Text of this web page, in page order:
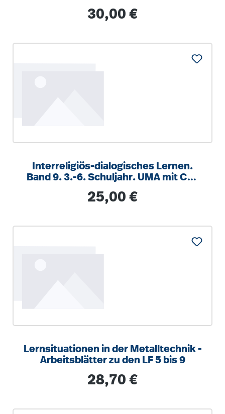
Regulärer Preis:
30,00 €
Interreligiös-dialogisches Lernen.
Band 9. 3.-6. Schuljahr. UMA mit CD-
Regulärer Preis:
25,00 €
Lernsituationen in der Metalltechnik -
Arbeitsblätter zu den LF 5 bis 9
Regulärer Preis:
28,70 €